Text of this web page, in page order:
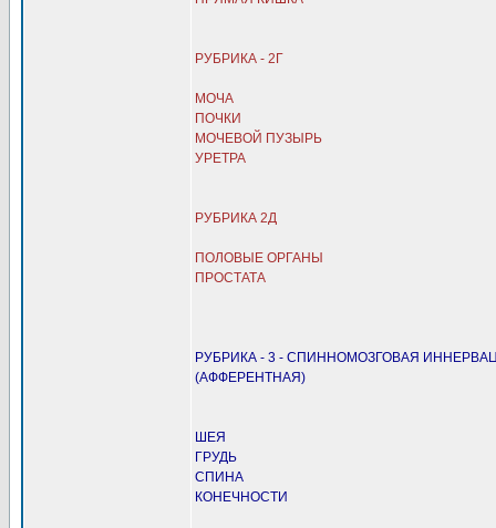
РУБРИКА - 2Г
МОЧА
ПОЧКИ
МОЧЕВОЙ ПУЗЫРЬ
УРЕТРА
РУБРИКА 2Д
ПОЛОВЫЕ ОРГАНЫ
ПРОСТАТА
РУБРИКА - 3 - СПИННОМОЗГОВАЯ
(АФФЕРЕНТНАЯ)
ШЕЯ
ГРУДЬ
СПИНА
КОНЕЧНОСТИ